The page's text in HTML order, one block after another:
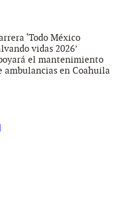
‘Todo México
vidas 2026’
el mantenimiento
ambulancias en Coahuila